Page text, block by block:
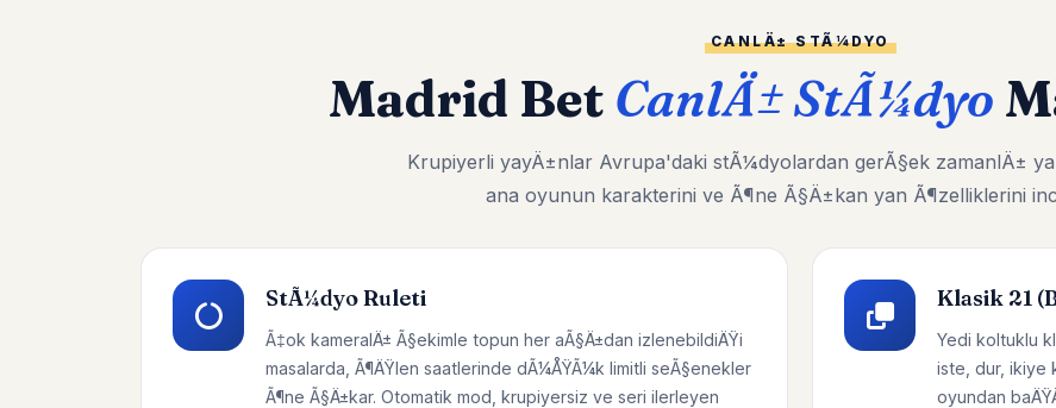
CANLÄ± STÃ¼DYO
Madrid Bet CanlÄ± StÃ¼dyo
Krupiyerli yayÄ±nlar Avrupa'daki stÃ¼dyolardan gerÃ§ek zamanlÄ±
ana oyunun karakterini ve Ã¶ne Ã§Ä±kan yan Ã¶zelliklerini
StÃ¼dyo Ruleti
Ã‡ok kameralÄ± Ã§ekimle topun her aÃ§Ä±dan izlenebildiÄŸi
masalarda, Ã¶ÄŸlen saatlerinde dÃ¼ÅŸÃ¼k limitli seÃ§enekler
Ã¶ne Ã§Ä±kar. Otomatik mod, krupiyersiz ve seri ilerleyen
Klasik 21
Yedi koltuklu
iste, dur, ikiye
oyundan